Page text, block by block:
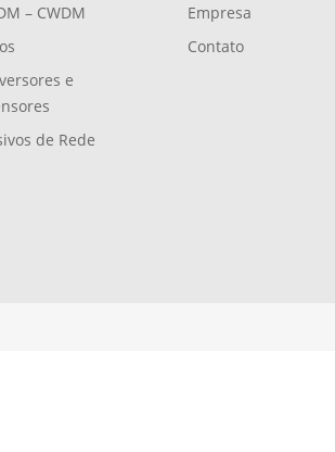
– CWDM
e
de Rede
Empresa
Contato